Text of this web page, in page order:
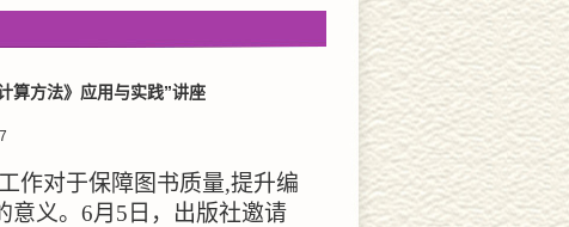
算方法》应用与实践”讲座
作对于保障图书质量,提升编
义。 6月 5 日，出版社邀请